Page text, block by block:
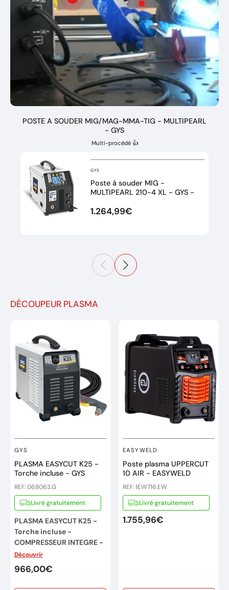
POSTE A SOUDER MIG/MAG-MMA-TIG - MULTIPEARL
- GYS
Multi-procédé 👍
GYS
Poste à souder MIG -
MULTIPEARL 210-4 XL - GYS -
1.264,99€
DÉCOUPEUR PLASMA
GYS
PLASMA EASYCUT K25 -
Torche incluse - GYS
REF: 068063.G
Livré gratuitement
PLASMA EASYCUT K25 -
Torche incluse -
COMPRESSEUR INTEGRE -
Monophasé 230V - 25A -
GYS
Découvrir
966,00€
EASYWELD
Poste plasma UPPERCUT
10 AIR - EASYWELD
REF: 1EW716.EW
Livré gratuitement
1.755,96€